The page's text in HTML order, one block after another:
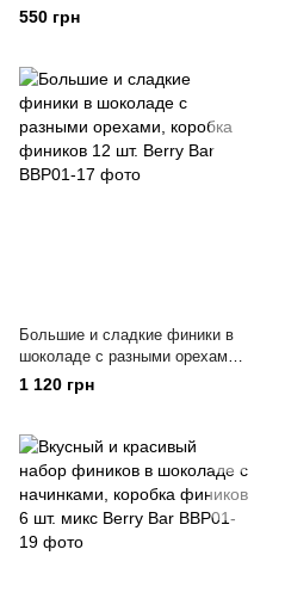
конфет сердечек 16 шт -
berrybar_zt
550 грн
Большие и сладкие финики в
шоколаде с разными орехами,
коробка фиников 12 шт. Berry
1 120 грн